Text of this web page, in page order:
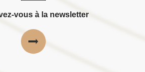
vous à la newsletter